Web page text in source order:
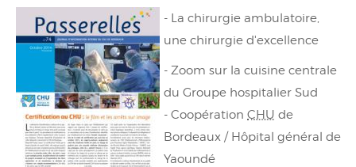
- La chirurgie ambulatoire,
une chirurgie d'excellence
- Zoom sur la cuisine centrale
du Groupe hospitalier Sud
- Coopération CHU de
Bordeaux / Hôpital général de
Yaoundé